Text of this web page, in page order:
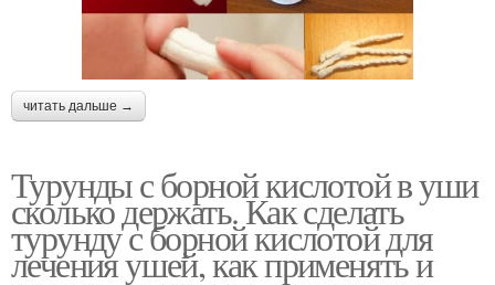
читать дальше →
Турунды с борной кислотой в уши
сколько держать. Как сделать
турунду с борной кислотой для
лечения ушей, как применять и